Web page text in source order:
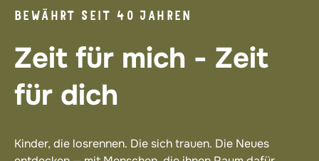
BEWÄHRT SEIT 40 JAHREN
Zeit für mich - Zeit
für dich
Kinder, die losrennen. Die sich trauen. Die Neues